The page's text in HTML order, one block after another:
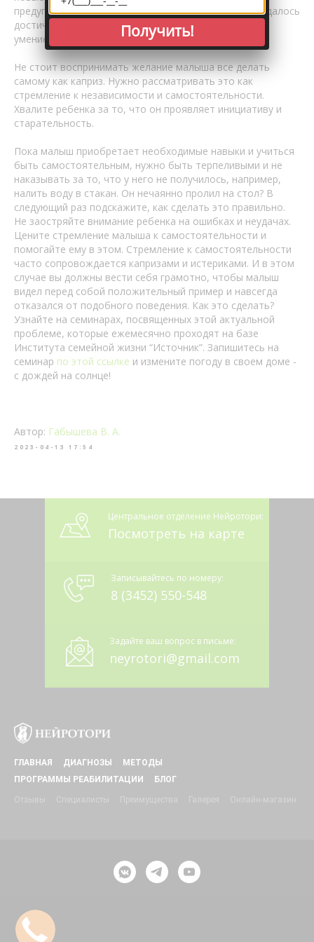
предупредить ребенка, что если с первого раза не удалось
достичь желаемого, то не стоит отчаиваться, ведь
умение приходит с опытом.
Не стоит воспринимать желание малыша все делать
самому как каприз. Нужно рассматривать это как
стремление к независимости и самостоятельности.
Хвалите ребенка за то, что он проявляет инициативу и
старательность.
Пока малыш приобретает необходимые навыки и учиться
быть самостоятельным, нужно быть терпеливыми и не
наказывать за то, что у него не получилось, например,
налить воду в стакан. Он нечаянно пролил на стол? В
следующий раз подскажите, как сделать это правильно.
Не заостряйте внимание ребенка на ошибках и неудачах.
Цените стремление малыша к самостоятельности и
помогайте ему в этом. Стремление к самостоятельности
часто сопровождается капризами и истериками. И в этом
случае вы должны вести себя грамотно, чтобы малыш
видел перед собой положительный пример и навсегда
отказался от подобного поведения. Как это сделать?
Узнайте на семинарах, посвященных этой актуальной
проблеме, которые ежемесячно проходят на базе
Института семейной жизни “Источник”. Запишитесь на
семинар по этой ссылке и измените погоду в своем доме -
с дождей на солнце!
Автор: Габышева В. А.
2023-04-13 17:54
Центральное отделение Нейротори:
Записывайтесь по номеру:
Задайте ваш вопрос в письме:
Посмотреть на карте
8 (3452) 550-548
neyrotori@gmail.com
ГЛАВНАЯ ДИАГНОЗЫ
МЕТОДЫ
ПРОГРАММЫ РЕАБИЛИТАЦИИ
БЛОГ
Отзывы Специалисты Преимущества
Получить!